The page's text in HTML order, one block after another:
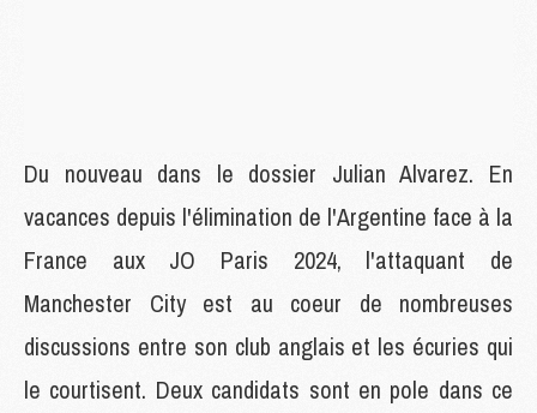
Du nouveau dans le dossier Julian Alvarez. En
vacances depuis l'élimination de l'Argentine face à la
France aux JO Paris 2024, l'attaquant de
Manchester City est au coeur de nombreuses
discussions entre son club anglais et les écuries qui
le courtisent. Deux candidats sont en pole dans ce